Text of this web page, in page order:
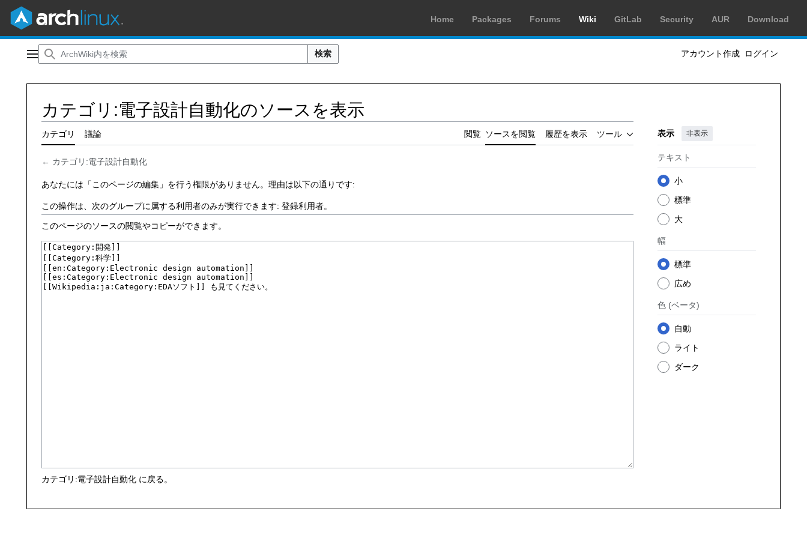
Home Packages Forums Wiki GitLab Security AUR Download
メインメニュー 検索 アカウント作成 ログイン
カテゴリ:電子設計自動化のソースを表示
カテゴリ 議論 閲覧 ソースを閲覧 履歴を表示 ツール 表示 非表示
テキスト
小
標準
大
幅
標準
広め
色 (ベータ)
自動
ライト
ダーク
← カテゴリ:電子設計自動化
あなたには「このページの編集」を行う権限がありません。理由は以下の通りです:
この操作は、次のグループに属する利用者のみが実行できます: 登録利用者。
このページのソースの閲覧やコピーができます。
カテゴリ:電子設計自動化 に戻る。